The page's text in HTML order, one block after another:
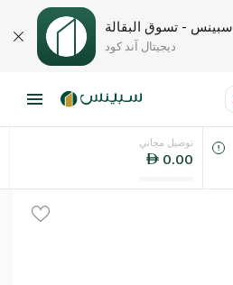
سبينس - تسوق البقالة
ديجيتال آند كود
اللغةتوصيل مجاني
0.00